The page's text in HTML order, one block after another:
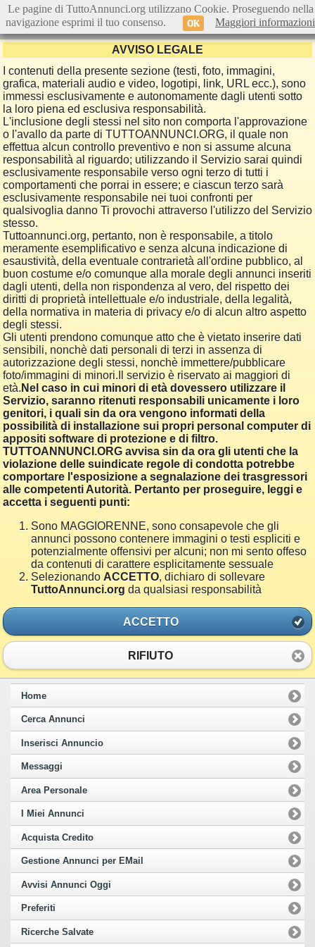
AVVISO LEGALE
I contenuti della presente sezione (testi, foto, immagini,
grafica, materiali audio e video, logotipi, link, URL ecc.), sono
immessi esclusivamente e autonomamente dagli utenti sotto
la loro piena ed esclusiva responsabilità.
L'inclusione degli stessi nel sito non comporta l'approvazione
o l'avallo da parte di TUTTOANNUNCI.ORG, il quale non
effettua alcun controllo preventivo e non si assume alcuna
responsabilità al riguardo; utilizzando il Servizio sarai quindi
esclusivamente responsabile verso ogni terzo di tutti i
comportamenti che porrai in essere; e ciascun terzo sarà
esclusivamente responsabile nei tuoi confronti per
qualsivoglia danno Ti provochi attraverso l'utilizzo del Servizio
stesso.
Tuttoannunci.org, pertanto, non è responsabile, a titolo
meramente esemplificativo e senza alcuna indicazione di
esaustività, della eventuale contrarietà all'ordine pubblico, al
buon costume e/o comunque alla morale degli annunci inseriti
dagli utenti, della non rispondenza al vero, del rispetto dei
diritti di proprietà intellettuale e/o industriale, della legalità,
della normativa in materia di privacy e/o di alcun altro aspetto
degli stessi.
Gli utenti prendono comunque atto che è vietato inserire dati
sensibili, nonchè dati personali di terzi in assenza di
autorizzazione degli stessi, nonchè immettere/pubblicare
foto/immagini di minori.Il servizio è riservato ai maggiori di
età. Nel caso in cui minori di età dovessero utilizzare il
Servizio, saranno ritenuti responsabili unicamente i loro
genitori, i quali sin da ora vengono informati della
possibilità di installazione sui propri personal computer di
appositi software di protezione e di filtro.
TUTTOANNUNCI.ORG avvisa sin da ora gli utenti che la
violazione delle suindicate regole di condotta potrebbe
comportare l'esposizione a segnalazione dei trasgressori
alle competenti Autorità. Pertanto per proseguire, leggi e
accetta i seguenti punti:
Sono MAGGIORENNE, sono consapevole che gli
annunci possono contenere immagini o testi espliciti e
potenzialmente offensivi per alcuni; non mi sento offeso
da contenuti di carattere esplicitamente sessuale
Selezionando ACCETTO, dichiaro di sollevare
TuttoAnnunci.org da qualsiasi responsabilità
ACCETTO
RIFIUTO
Home
Cerca Annunci
Inserisci Annuncio
Messaggi
Area Personale
I Miei Annunci
Acquista Credito
Gestione Annunci per EMail
Avvisi Annunci Oggi
Preferiti
Ricerche Salvate
Le pagine di TuttoAnnunci.org utilizzano Cookie. Proseguendo nella
navigazione esprimi il tuo consenso.
OK Maggiori informazioni